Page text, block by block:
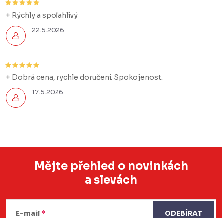
22.5.2026
+ Rýchly a spoľahlivý
17.5.2026
+ Dobrá cena, rychle doručení. Spokojenost.
á
Mějte přehled o novinkách
a slevách
E-mail ODEBÍRAT